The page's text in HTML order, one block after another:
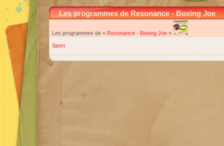
Les programmes de Resonance - Boxing Joe
Les programmes de « Resonance - Boxing Joe »
Sport